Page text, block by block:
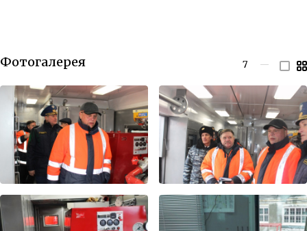
Фотогалерея 7 —